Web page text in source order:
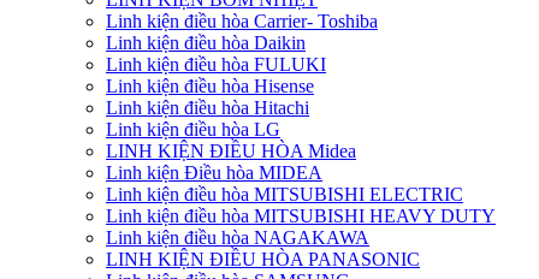
Linh kiện điều hòa Carrier- Toshiba
Linh kiện điều hòa Daikin
Linh kiện điều hòa FULUKI
Linh kiện điều hòa Hisense
Linh kiện điều hòa Hitachi
Linh kiện điều hòa LG
LINH KIỆN ĐIỀU HÒA Midea
Linh kiện Điều hòa MIDEA
Linh kiện điều hòa MITSUBISHI ELECTRIC
Linh kiện điều hòa MITSUBISHI HEAVY DUTY
Linh kiện điều hòa NAGAKAWA
LINH KIỆN ĐIỀU HÒA PANASONIC